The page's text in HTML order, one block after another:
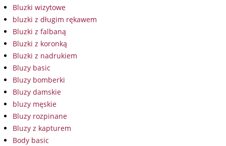
Bluzki wizytowe
bluzki z długim rękawem
Bluzki z falbaną
Bluzki z koronką
Bluzki z nadrukiem
Bluzy basic
Bluzy bomberki
Bluzy damskie
bluzy męskie
Bluzy rozpinane
Bluzy z kapturem
Body basic